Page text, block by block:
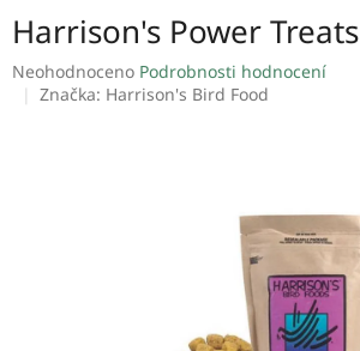
Harrison's Power Treats
Průměrné
hodnocení
Neohodnoceno Podrobnosti hodnocení
Značka: Harrison's Bird Food